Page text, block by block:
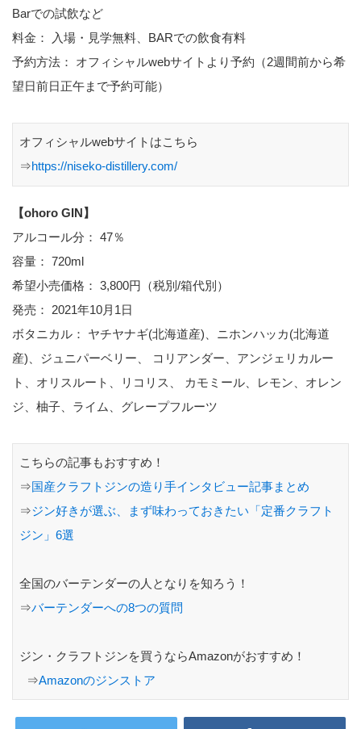
Barでの試飲など
料金： 入場・見学無料、BARでの飲食有料
予約方法： オフィシャルwebサイトより予約（2週間前から希
望日前日正午まで予約可能）
オフィシャルwebサイトはこちら
⇒https://niseko-distillery.com/
【ohoro GIN】
アルコール分： 47％
容量： 720ml
希望小売価格： 3,800円（税別/箱代別）
発売： 2021年10月1日
ボタニカル： ヤチヤナギ(北海道産)、ニホンハッカ(北海道
産)、ジュニパーベリー、 コリアンダー、アンジェリカルー
ト、オリスルート、リコリス、 カモミール、レモン、オレン
ジ、柚子、ライム、グレープフルーツ
こちらの記事もおすすめ！
⇒国産クラフトジンの造り手インタビュー記事まとめ
⇒ジン好きが選ぶ、まず味わっておきたい「定番クラフト
ジン」6選
全国のバーテンダーの人となりを知ろう！
⇒バーテンダーへの8つの質問
ジン・クラフトジンを買うならAmazonがおすすめ！
⇒Amazonのジンストア